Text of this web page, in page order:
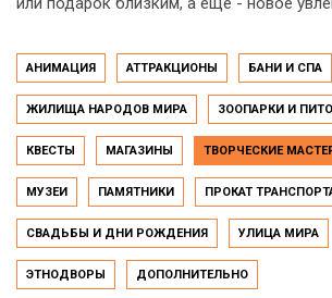
АНИМАЦИЯ АТТРАКЦИОНЫ БАНИ И СПА
ЖИЛИЩА НАРОДОВ МИРА ЗООПАРКИ И
КВЕСТЫ МАГАЗИНЫ ТВОРЧЕСКИЕ
МУЗЕИ ПАМЯТНИКИ ПРОКАТ
СВАДЬБЫ И ДНИ РОЖДЕНИЯ УЛИЦА МИРА
ЭТНОДВОРЫ ДОПОЛНИТЕЛЬНО